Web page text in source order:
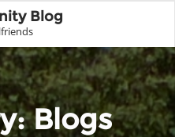
Blog
Blogs